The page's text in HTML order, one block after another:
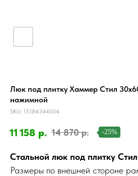
Люк под плитку Хаммер Стил
нажимной
SKU: 15184344504
11 158 р. 14 870 р. -25%
Стальной люк под плитку
Размеры по внешней стороне